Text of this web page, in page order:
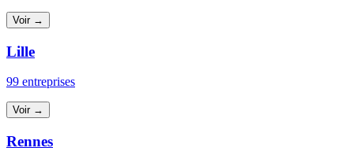
Voir →
Lille
99 entreprises
Voir →
Rennes